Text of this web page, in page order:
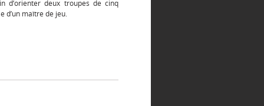
d’orienter deux troupes de cinq
d’un maître de jeu.